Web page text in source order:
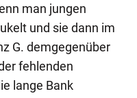
man jungen
und sie dann im
G. demgegenüber
fehlenden
lange Bank